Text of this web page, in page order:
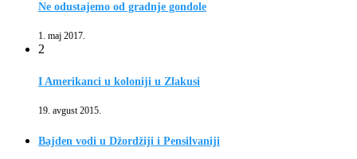
Ne odustajemo od gradnje gondole
1. maj 2017.
2
I Amerikanci u koloniji u Zlakusi
19. avgust 2015.
Bajden vodi u Džordžiji i Pensilvaniji